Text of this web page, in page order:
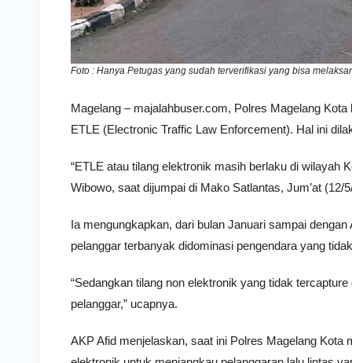
Foto : Hanya Petugas yang sudah terverifikasi yang bisa
Magelang – majalahbuser.com, Polres Magelang
ETLE (Electronic Traffic Law Enforcement). Hal ini
“ETLE atau tilang elektronik masih berlaku di wilayah
Wibowo, saat dijumpai di Mako Satlantas, Jum’at (12/
Ia mengungkapkan, dari bulan Januari sampai
pelanggar terbanyak didominasi pengendara yang
“Sedangkan tilang non elektronik yang tidak
pelanggar,” ucapnya.
AKP Afid menjelaskan, saat ini Polres Magelang Kota